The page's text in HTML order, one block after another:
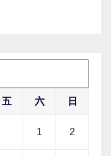
五 六 日
1 2